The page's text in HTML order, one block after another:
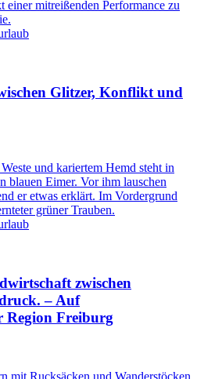
Glitzer, Konflikt und
zwischen
– Auf
Freiburg